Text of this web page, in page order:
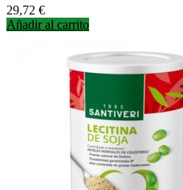
Precio
29,72 €
Añadir al carrito